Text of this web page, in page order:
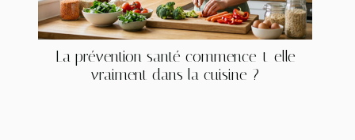
La prévention santé commence-t-elle
vraiment dans la cuisine ?